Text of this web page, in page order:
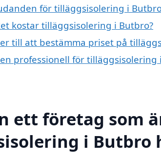
för tilläggsisolering i
kostar tilläggsisolering i Butbro?
till att bestämma priset på
professionell för
ett företag som
i Butbro